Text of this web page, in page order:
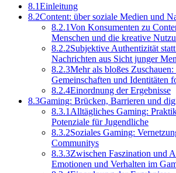
8.1Einleitung
8.2Content: über soziale Medien und
8.2.1Von Konsumenten zu
Menschen und die kreative
8.2.2Subjektive Authentizität
Nachrichten aus Sicht junger
8.2.3Mehr als bloßes
Gemeinschaften und Identitäten
8.2.4Einordnung der Ergebnisse
8.3Gaming: Brücken, Barrieren und
8.3.1 Alltägliches Gaming:
Potenziale für Jugendliche
8.3.2Soziales Gaming:
Communitys
8.3.3Zwischen Faszination und
Emotionen und Verhalten im